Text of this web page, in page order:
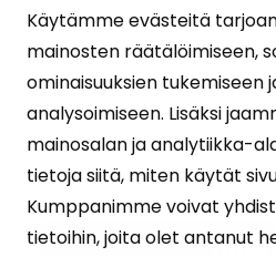
Käytämme evästeitä
mainosten räätälöimiseen,
ominaisuuksien tukemiseen
analysoimiseen. Lisäksi
mainosalan ja analytiikka-
tietoja siitä, miten käytät
Kumppanimme voivat
tietoihin, joita olet antanut
Ehdot (Pakollinen)
Tilaamalla uutiskirjeen
henkilötietojesi
tietosuojalausekkeen
Suojattu Google
jakäyttöehdot.